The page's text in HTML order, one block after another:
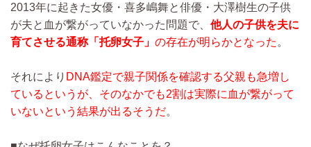
2013年に起きた女優・喜多嶋舞と俳優・大澤樹生の子供
が夫と血が繋がっていなかった問題で、 他人の子供を夫に
育てさせる通称「托卵女子」 の存在が明らかとなった 。
それにより DNA鑑定で親子関係を確認する父親も急増し
ているというが、そのなかでも2割は実際に血が繋がって
いないという結果が出るそうだ。